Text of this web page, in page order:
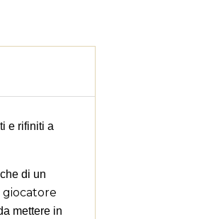
e rifiniti a
di un
giocatore
mettere in